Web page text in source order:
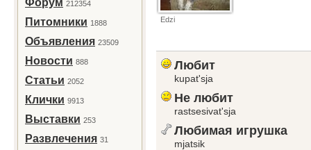
Форум 212354
Питомники 1888
Объявления 23509
Новости 888
Статьи 2052
Клички 9913
Выставки 253
Развлечения 31
Edzi
Любит
kupat'sja
Не любит
rastsesivat'sja
Любимая игрушка
mjatsik